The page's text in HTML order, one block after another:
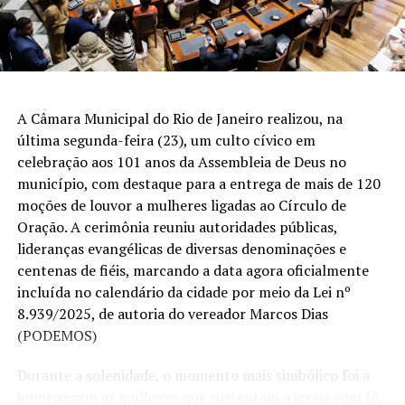
Entre os cursos e treinamentos oferecidos, estão mídias
A Câmara Municipal do Rio de Janeiro realizou, na
última segunda-feira (23), um culto cívico em
celebração aos 101 anos da Assembleia de Deus no
município, com destaque para a entrega de mais de 120
moções de louvor a mulheres ligadas ao Círculo de
Oração. A cerimônia reuniu autoridades públicas,
lideranças evangélicas de diversas denominações e
centenas de fiéis, marcando a data agora oficialmente
incluída no calendário da cidade por meio da Lei nº
8.939/2025, de autoria do vereador Marcos Dias
(PODEMOS)
Durante a solenidade, o momento mais simbólico foi a